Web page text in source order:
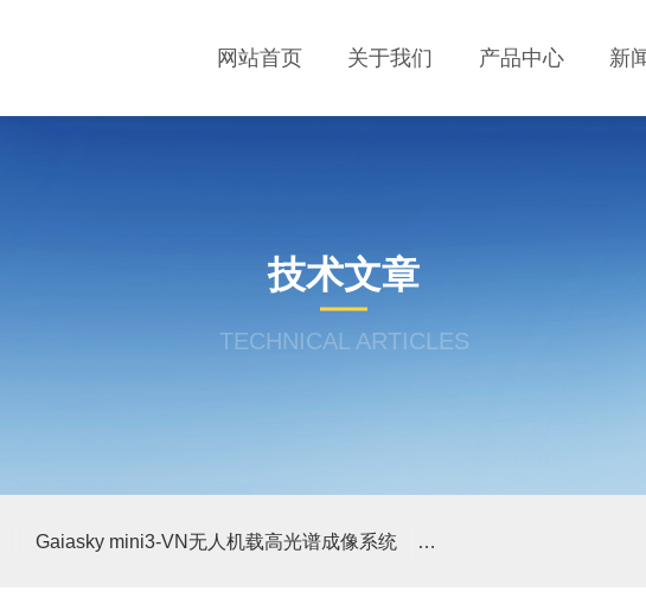
网站首页 关于我们 产品中心 新
技术文章
TECHNICAL ARTICLES
Gaiasky mini3-VN无人机载高光谱成像系统 高光谱分选仪GaiaSorter